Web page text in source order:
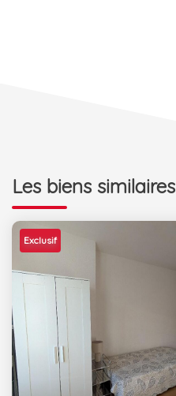
Les biens similaires
Exclusif